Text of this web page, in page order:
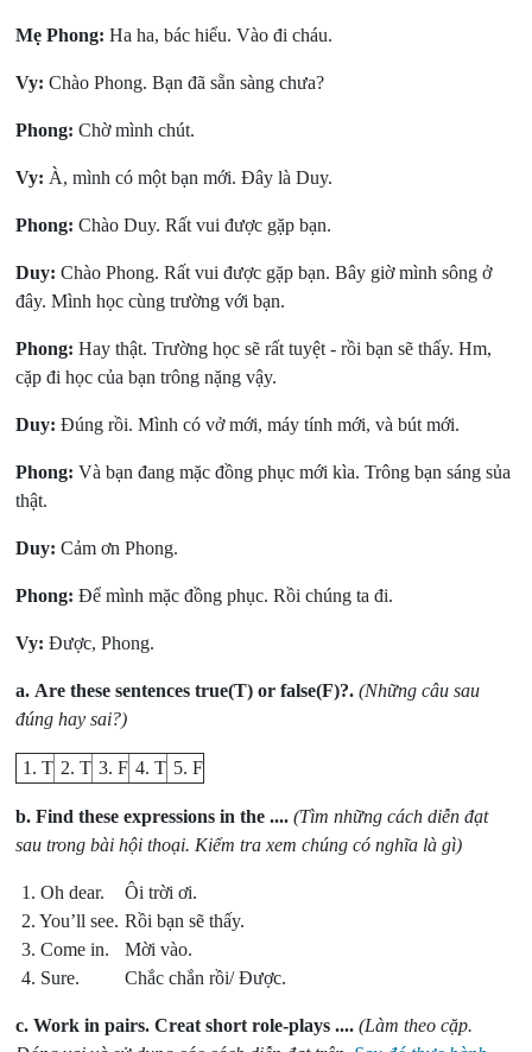
Mẹ Phong: Ha ha, bác hiểu. Vào đi cháu.
Vy: Chào Phong. Bạn đã sẵn sàng chưa?
Phong: Chờ mình chút.
Vy: À, mình có một bạn mới. Đây là Duy.
Phong: Chào Duy. Rất vui được gặp bạn.
Duy: Chào Phong. Rất vui được gặp bạn. Bây giờ mình sông ở
đây. Mình học cùng trường với bạn.
Phong: Hay thật. Trường học sẽ rất tuyệt - rồi bạn sẽ thấy. Hm,
cặp đi học của bạn trông nặng vậy.
Duy: Đúng rồi. Mình có vở mới, máy tính mới, và bút mới.
Phong: Và bạn đang mặc đồng phục mới kìa. Trông bạn sáng sủa
thật.
Duy: Cảm ơn Phong.
Phong: Để mình mặc đồng phục. Rồi chúng ta đi.
Vy: Được, Phong.
a. Are these sentences true(T) or false(F)?.(Những câu sau
đúng hay sai?)
1. T 2. T 3. F 4. T 5. F
b. Find these expressions in the ....(Tìm những cách diễn đạt
sau trong bài hội thoại. Kiểm tra xem chúng có nghĩa là gì)
1. Oh dear.
Ôi trời ơi.
2. You’ll see. Rồi bạn sẽ thấy.
3. Come in.
Mời vào.
4. Sure.
Chắc chắn rồi/ Được.
c. Work in pairs. Creat short role-plays .... (Làm theo cặp.